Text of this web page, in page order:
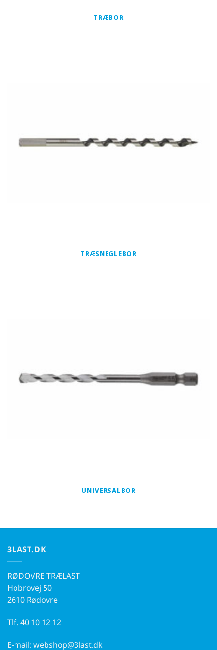
TRÆBOR
TRÆSNEGLEBOR
UNIVERSALBOR
3LAST.DK
RØDOVRE TRÆLAST
Hobrovej 50
2610 Rødovre
Tlf. 40 10 12 12
E-mail: webshop@3last.dk